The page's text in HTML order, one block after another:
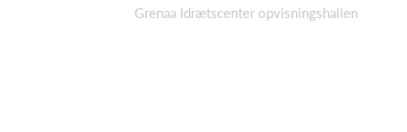
Grenaa Idrætscenter opvisningshallen